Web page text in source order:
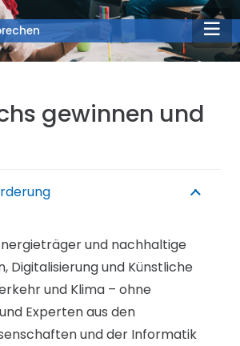
gewinnen und
und nachhaltige
Digitalisierung und Künstliche
und Klima – ohne
Experten aus den
und der Informatik